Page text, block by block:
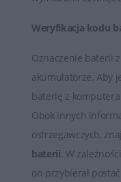
czasu działania na
W przypadku
utrzymania
można ją wymienić
oryginalne baterie,
konkretnymi
Baterie HP są
mobilność i
przenośnych
Weryfikacja kodu
Oznaczenie baterii
akumulatorze. Aby
baterię z
Obok innych
ostrzegawczych,
baterii . W
on przybierał